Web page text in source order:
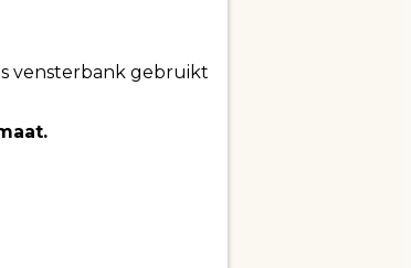
vensterbank gebruikt